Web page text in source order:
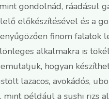
gondolnád, ráadásul
előkészítésével és a
finom falatok
alkalmakra is
hogyan
lazacos, avokádós,
mint például a sushi rizs